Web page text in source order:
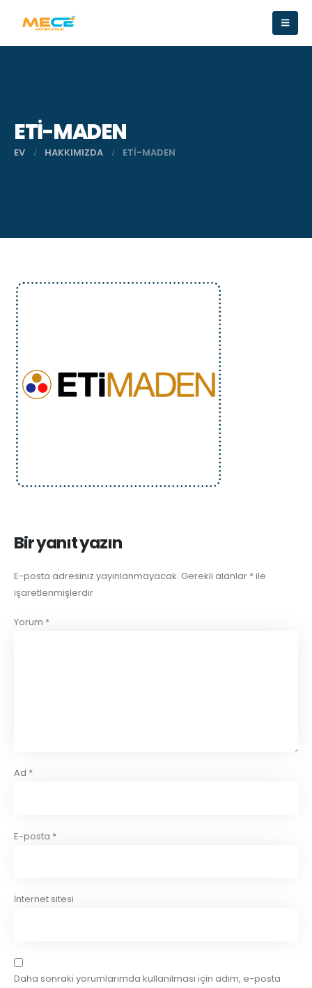
ETI-MADEN
EV HAKKIMIZDA ETI-MADEN
Bir yanıt yazın
E-posta adresiniz yayınlanmayacak. Gerekli alanlar *ile
işaretlenmişlerdir
Yorum *
Ad *
E-posta *
İnternet sitesi
Daha sonraki yorumlarımda kullanılması için adım, e-posta